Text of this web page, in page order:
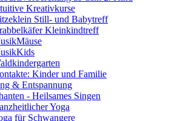
Kreativkurse
Still- und Babytreff
Kleinkindtreff
Kinder und Familie
& Entspannung
- Heilsames Singen
Yoga
für Schwangere